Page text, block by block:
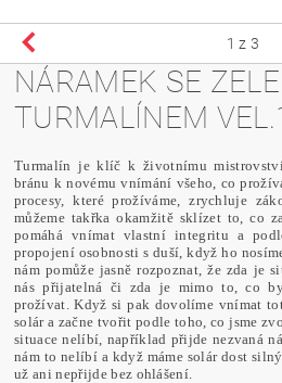
1 z 3
NÁRAMEK SE
TURMALÍNEM
Turmalín je klíč k životnímu
bránu k novému vnímání všeho, co
procesy, které prožíváme, zrychluje
můžeme takřka okamžitě sklízet to, co
pomáhá vnímat vlastní integritu a
propojení osobnosti s duší, když ho
nám pomůže jasně rozpoznat, že zda je
nás přijatelná či zda je mimo to, co
prožívat. Když si pak dovolíme vnímat
solár a začne tvořit podle toho, co jsme
situace nelíbí, například přijde nezvaná
nám to nelíbí a když máme solár dost
už ani nepřijde bez ohlášení.